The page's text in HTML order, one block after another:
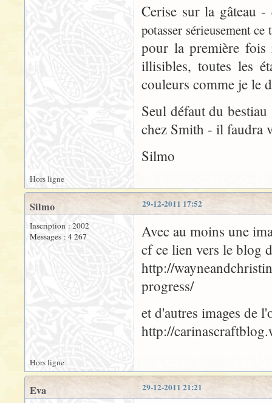
Cerise sur la gâteau -
potasser sérieusement
pour la première fois
illisibles, toutes les
couleurs comme je le
Seul défaut du
chez Smith - il faudra
Silmo
Hors ligne
29-12-2011 17:52
Silmo
Inscription : 2002
Messages : 4 267
Avec au moins une
cf ce lien vers le blog
http://
progress/
et d'autres images de
http://
Hors ligne
29-12-2011 21:21
Eva